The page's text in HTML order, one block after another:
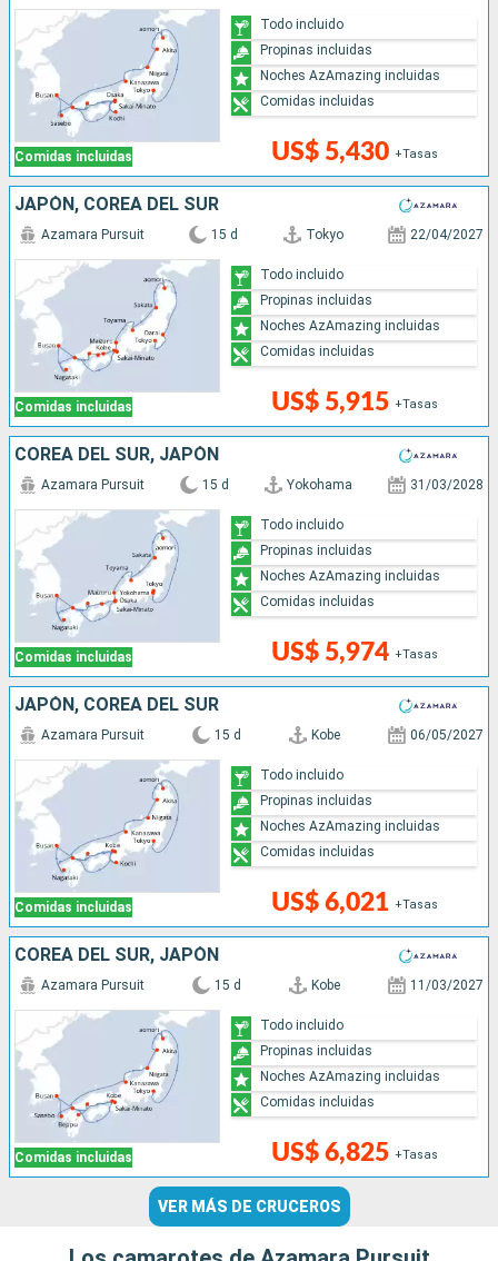
Comidas incluidas US$ 5,430 +Tasas
Todo incluido
Propinas incluidas
Noches AzAmazing incluidas
Comidas incluidas
JAPÓN, COREA DEL SUR
Comidas incluidas
Azamara Pursuit 15 d Tokyo 22/04/2027
US$ 5,915 +Tasas
Todo incluido
Propinas incluidas
Noches AzAmazing incluidas
Comidas incluidas
COREA DEL SUR, JAPÓN
Comidas incluidas
Azamara Pursuit 15 d Yokohama 31/03/2028
US$ 5,974 +Tasas
Todo incluido
Propinas incluidas
Noches AzAmazing incluidas
Comidas incluidas
JAPÓN, COREA DEL SUR
Comidas incluidas
Azamara Pursuit 15 d Kobe 06/05/2027
US$ 6,021 +Tasas
Todo incluido
Propinas incluidas
Noches AzAmazing incluidas
Comidas incluidas
COREA DEL SUR, JAPÓN
Comidas incluidas
Azamara Pursuit 15 d Kobe 11/03/2027
US$ 6,825 +Tasas
Todo incluido
Propinas incluidas
Noches AzAmazing incluidas
Comidas incluidas
VER MÁS DE CRUCEROS